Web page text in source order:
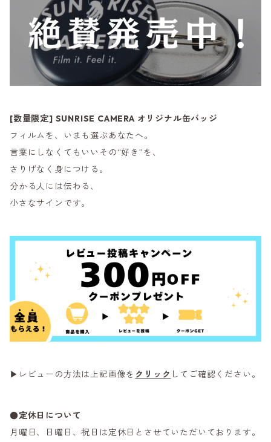
[数量限定] SUNRISE CAMERA オリジナル缶バッジ
フィルムを、いまも選ぶあなたへ。
言葉にしなくてもいいその“好き”を、
さりげなく身につける。
分かる人には伝わる、
小さなサインです。
▶レビューの方法は上記画像を クリック してご確認ください。
●定休日について
月曜日、日曜日、祝日は定休日とさせていただいております。